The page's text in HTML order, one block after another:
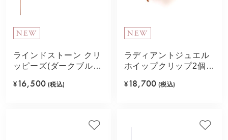
NEW
ラインドストーン クリ
ッピーズ(ダークブル
¥ 16,500 (税込)
NEW
ラディアントジュエル
ホイップクリップ2個セ
¥ 18,700 (税込)